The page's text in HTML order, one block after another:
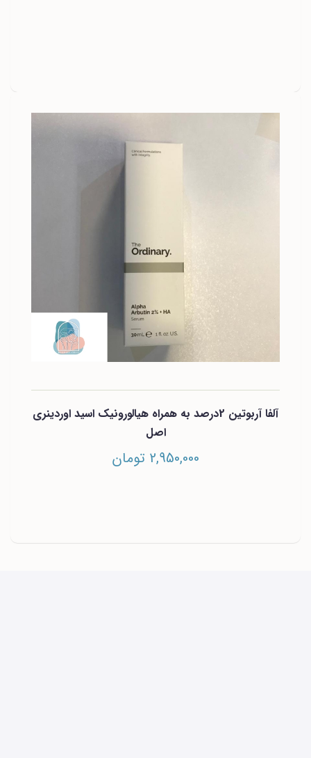
آلفا آربوتین 2درصد به همراه هیالورونیک اسید اوردینری
اصل
2,950,000 تومان